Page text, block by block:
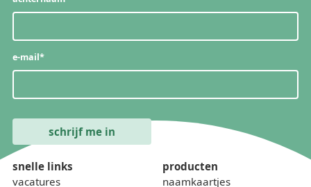
e-mail*
snelle links
vacatures
producten
naamkaartjes